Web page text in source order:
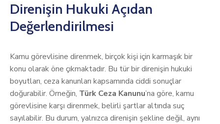
Direnişin Hukuki Açıdan
Değerlendirilmesi
Kamu görevlisine direnmek, birçok kişi için karmaşık bir
konu olarak öne çıkmaktadır. Bu tür bir direnişin hukuki
boyutları, ceza kanunları kapsamında ciddi sonuçlar
doğurabilir. Örneğin, Türk Ceza Kanunu’na göre, kamu
görevlisine karşı direnmek, belirli şartlar altında suç
sayılabilir. Bu durum, yalnızca direnişin şekline değil, aynı